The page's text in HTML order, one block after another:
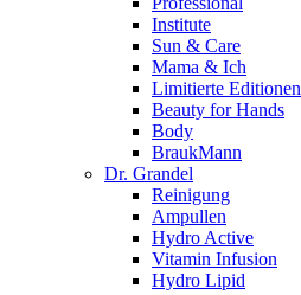
Institute
Sun & Care
Mama & Ich
Limitierte Editionen
Beauty for Hands
Body
BraukMann
Dr. Grandel
Reinigung
Ampullen
Hydro Active
Vitamin Infusion
Hydro Lipid